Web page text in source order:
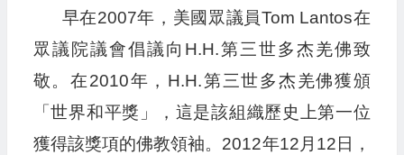
早在2007年，美國眾議員Tom Lantos在
眾議院議會倡議向H.H.第三世多杰羌佛致
敬。在2010年，H.H.第三世多杰羌佛獲頒
「世界和平獎」，這是該組織歷史上第一位
獲得該獎項的佛教領袖。2012年12月12日，